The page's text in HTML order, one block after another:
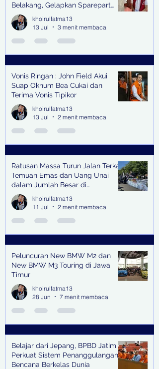
Belakang, Gelapkan Sparepart
Senilai Rp 1,9 Miliar
khoirulfatma13
13 Jul
3 menit membaca
Vonis Ringan : John Field Akui
Suap Oknum Bea Cukai dan
Terima Vonis Tipikor
khoirulfatma13
13 Jul
2 menit membaca
Ratusan Massa Turun Jalan Terkait
Temuan Emas dan Uang Unai
dalam Jumlah Besar di
Lingkungan Jampidsus Kejaksaan
Agung RI di Jakarta
khoirulfatma13
11 Jul
2 menit membaca
Peluncuran New BMW M2 dan
New BMW M3 Touring di Jawa
Timur
khoirulfatma13
28 Jun
7 menit membaca
Belajar dari Jepang, BPBD Jatim
Perkuat Sistem Penanggulangan
Bencana Berkelas Dunia